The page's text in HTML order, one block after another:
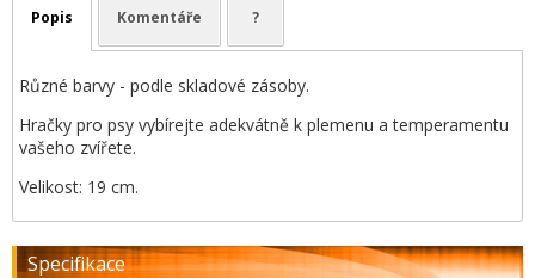
Popis Komentáře ?
Různé barvy - podle skladové zásoby.
Hračky pro psy vybírejte adekvátně k plemenu a temperamentu
vašeho zvířete.
Velikost: 19 cm.
Specifikace